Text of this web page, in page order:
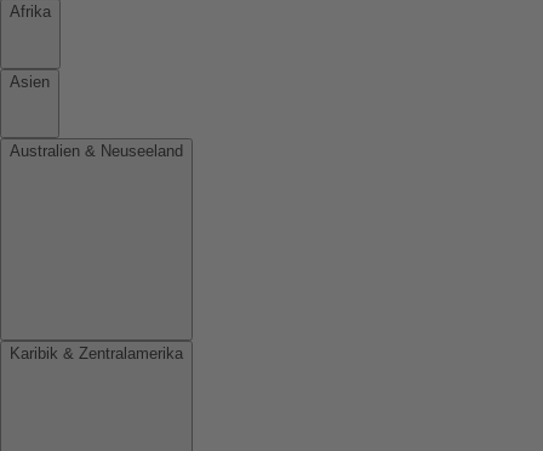
Afrika
Asien
Australien & Neuseeland
Karibik & Zentralamerika